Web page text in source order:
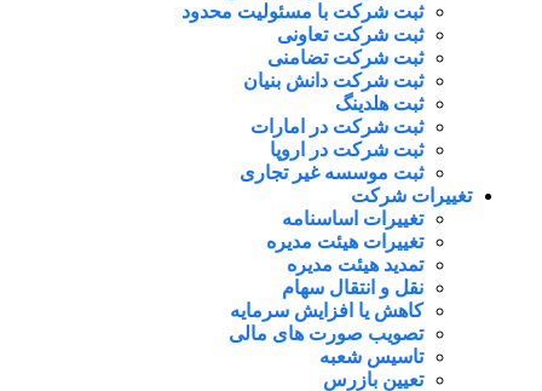
ثبت شرکت با مسئولیت محدود
ثبت شرکت تعاونی
ثبت شرکت تضامنی
ثبت شرکت دانش بنیان
ثبت هلدینگ
ثبت شرکت در امارات
ثبت شرکت در اروپا
ثبت موسسه غیر تجاری
تغییرات شرکت
تغییرات اساسنامه
تغییرات هیئت مدیره
تمدید هیئت مدیره
نقل و انتقال سهام
کاهش یا افزایش سرمایه
تصویب صورت های مالی
تاسیس شعبه
تعیین بازرس